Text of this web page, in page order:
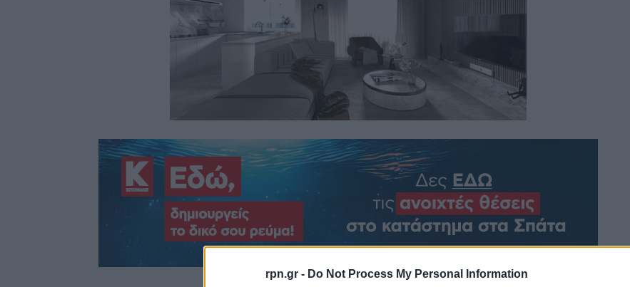
rpn.gr - Do Not Process My Personal Information